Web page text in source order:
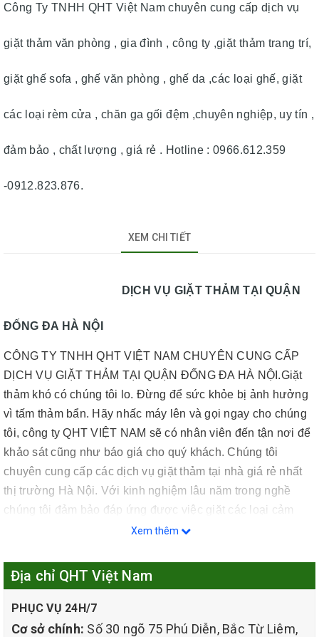
Công Ty TNHH QHT Việt Nam chuyên cung cấp dịch vụ
giặt thảm văn phòng , gia đình , công ty ,giặt thảm trang trí,
giặt ghế sofa , ghế văn phòng , ghế da ,các loại ghế, giặt
các loại rèm cửa , chăn ga gối đệm ,chuyên nghiệp, uy tín ,
đảm bảo , chất lượng , giá rẻ . Hotline : 0966.612.359
-0912.823.876.
XEM CHI TIẾT
DỊCH VỤ GIẶT THẢM TẠI QUẬN
ĐỐNG ĐA HÀ NỘI
CÔNG TY TNHH QHT VIỆT NAM CHUYÊN CUNG CẤP
DỊCH VỤ GIẶT THẢM TẠI QUẬN ĐỐNG ĐA HÀ NỘI.Giặt
thảm khó có chúng tôi lo. Đừng để sức khỏe bị ảnh hưởng
vì tấm thảm bẩn. Hãy nhấc máy lên và gọi ngay cho chúng
tôi, công ty QHT VIỆT NAM sẽ có nhân viên đến tận nơi để
khảo sát cũng như báo giá cho quý khách. Chúng tôi
chuyên cung cấp các dịch vụ giặt thảm tại nhà giá rẻ nhất
thị trường Hà Nội. Với kinh nghiệm lâu năm trong nghề
chúng tôi đảm bảo đáp ứng được việc giặt các loại cảm
cao cấp nhất trên thị trường hiện nay.
Xem thêm
Địa chỉ QHT Việt Nam
PHỤC VỤ 24H/7
Cơ sở chính: Số 30 ngõ 75 Phú Diễn, Bắc Từ Liêm,